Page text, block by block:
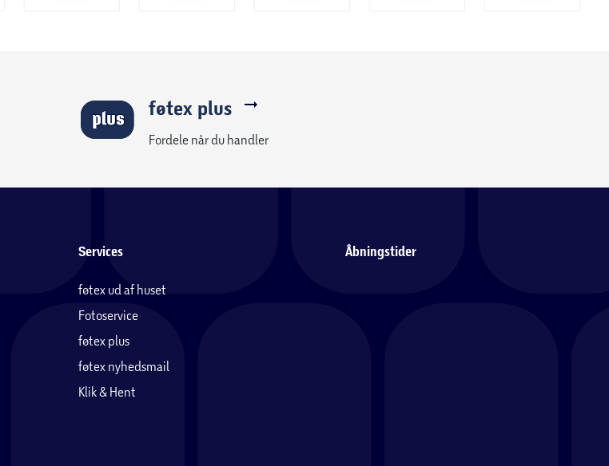
føtex plus
Fordele når du handler
Services
føtex ud af huset
Fotoservice
føtex plus
føtex nyhedsmail
Klik & Hent
Åbningstider